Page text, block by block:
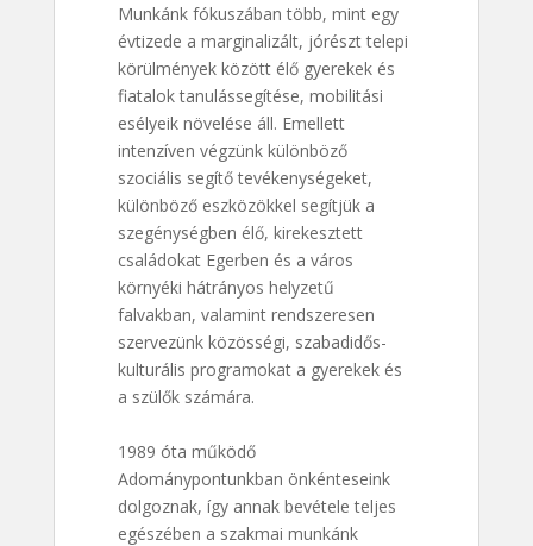
Munkánk fókuszában több, mint egy
évtizede a marginalizált, jórészt telepi
körülmények között élő gyerekek és
fiatalok tanulássegítése, mobilitási
esélyeik növelése áll. Emellett
intenzíven végzünk különböző
szociális segítő tevékenységeket,
különböző eszközökkel segítjük a
szegénységben élő, kirekesztett
családokat Egerben és a város
környéki hátrányos helyzetű
falvakban, valamint rendszeresen
szervezünk közösségi, szabadidős-
kulturális programokat a gyerekek és
a szülők számára.
1989 óta működő
Adománypontunkban önkénteseink
dolgoznak, így annak bevétele teljes
egészében a szakmai munkánk